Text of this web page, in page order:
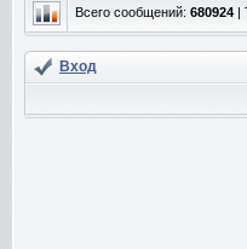
Всего сообщений: 680924 |
Вход